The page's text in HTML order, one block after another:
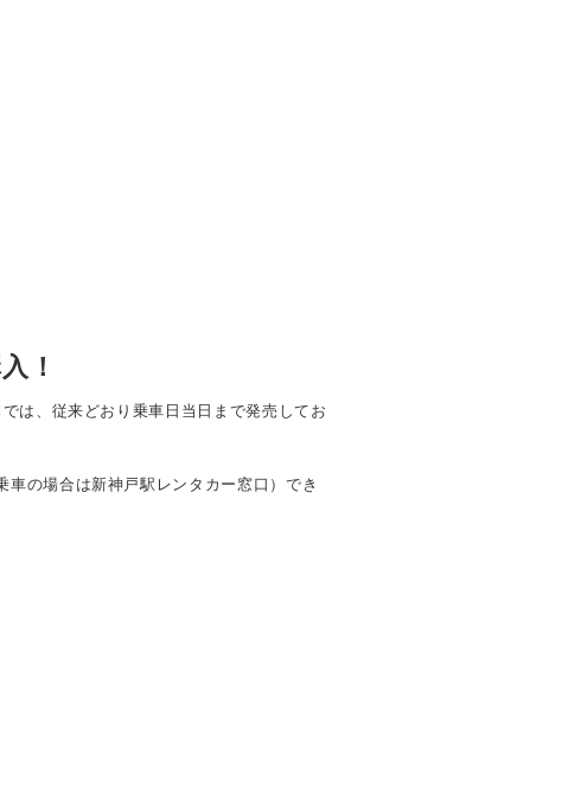
！
は、従来どおり乗車日当日まで発売してお
の場合は新神戸駅レンタカー窓口）でき